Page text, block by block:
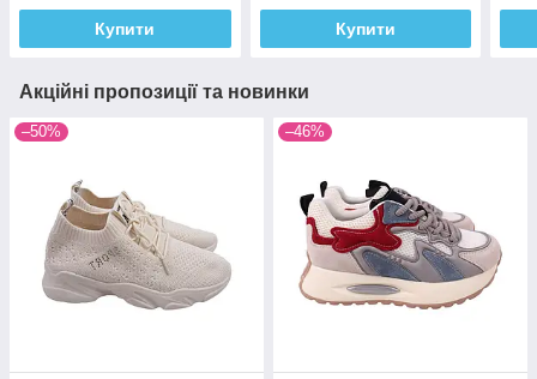
Купити Купити
Акційні пропозиції та новинки
–50% –46%